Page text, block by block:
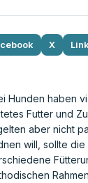
X
Hunden haben
Futter und
aber nicht
will, sollte die